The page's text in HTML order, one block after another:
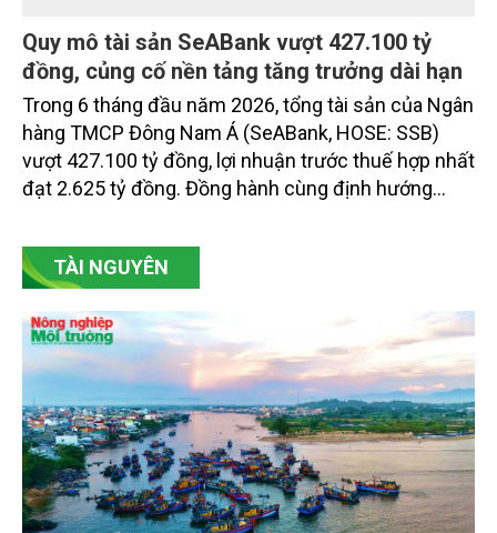
Quy mô tài sản SeABank vượt 427.100 tỷ
đồng, củng cố nền tảng tăng trưởng dài hạn
Trong 6 tháng đầu năm 2026, tổng tài sản của Ngân
hàng TMCP Đông Nam Á (SeABank, HOSE: SSB)
giảm mặt bằng lãi suất để hỗ trợ nền kinh tế,
SeABank tiếp tục duy trì hoạt động hiệu quả, mở
rộng tín dụng, củng cố nguồn vốn và đảm bảo các
chỉ tiêu an toàn.
TÀI NGUYÊN